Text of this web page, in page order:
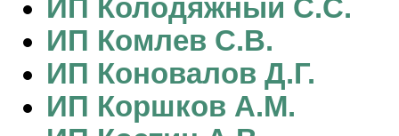
ИП Колодяжный С.С.
ИП Комлев С.В.
ИП Коновалов Д.Г.
ИП Коршков А.М.